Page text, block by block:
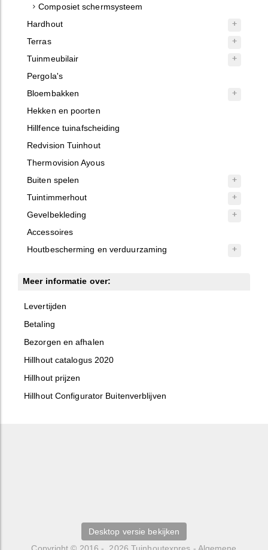
Composiet schermsysteem
Hardhout
Terras
Tuinmeubilair
Pergola's
Bloembakken
Hekken en poorten
Hillfence tuinafscheiding
Redvision Tuinhout
Thermovision Ayous
Buiten spelen
Tuintimmerhout
Gevelbekleding
Accessoires
Houtbescherming en verduurzaming
Meer informatie over:
Levertijden
Betaling
Bezorgen en afhalen
Hillhout catalogus 2020
Hillhout prijzen
Hillhout Configurator Buitenverblijven
Desktop versie bekijken
Copyright © 2016 - 2026 Tuinhoutexpres - Algemene